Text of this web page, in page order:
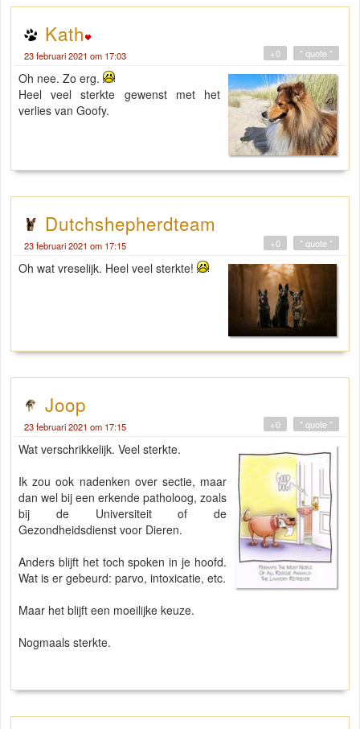
Kath
23 februari 2021 om 17:03 " quote "
+0
Oh nee. Zo erg.
Heel veel sterkte gewenst met het
verlies van Goofy.
Dutchshepherdteam
23 februari 2021 om 17:15 " quote "
+0
Oh wat vreselijk. Heel veel sterkte!
Joop
23 februari 2021 om 17:15 " quote "
+0
Wat verschrikkelijk. Veel sterkte.
Ik zou ook nadenken over sectie, maar
dan wel bij een erkende patholoog, zoals
bij de Universiteit of de
Gezondheidsdienst voor Dieren.
Anders blijft het toch spoken in je hoofd.
Wat is er gebeurd: parvo, intoxicatie, etc.
Maar het blijft een moeilijke keuze.
Nogmaals sterkte.